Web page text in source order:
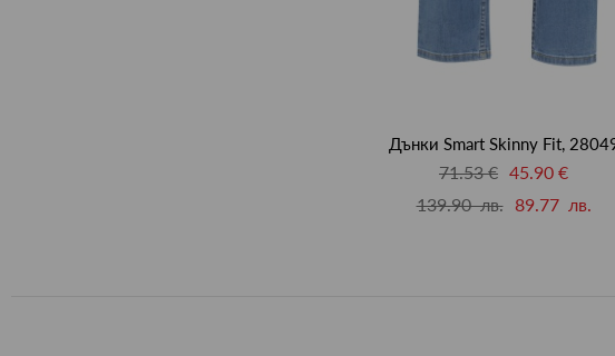
Дънки Smart Skinny Fit,
71.53 € 45.90 €
139.90 лв.
89.77 лв.